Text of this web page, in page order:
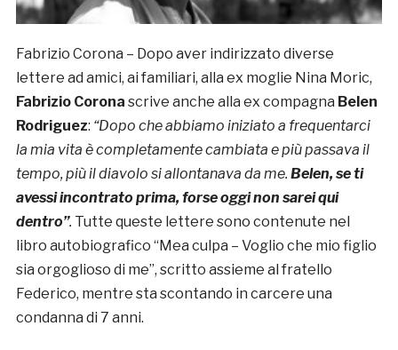
Fabrizio Corona – Dopo aver indirizzato diverse
lettere ad amici, ai familiari, alla ex moglie Nina Moric,
Fabrizio Corona scrive anche alla ex compagna Belen
Rodriguez: “Dopo che abbiamo iniziato a frequentarci
la mia vita è completamente cambiata e più passava il
tempo, più il diavolo si allontanava da me. Belen, se ti
avessi incontrato prima, forse oggi non sarei qui
dentro”. Tutte queste lettere sono contenute nel
libro autobiografico “Mea culpa – Voglio che mio figlio
sia orgoglioso di me”, scritto assieme al fratello
Federico, mentre sta scontando in carcere una
condanna di 7 anni.